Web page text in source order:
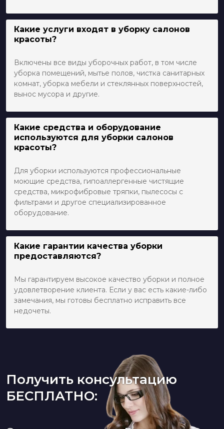
Какие услуги входят в уборку салонов
красоты?
Включены все виды уборочных работ, в том числе
уборка помещений, мытье полов, чистка санитарных
комнат, уборка мебели и стеклянных поверхностей,
вынос мусора и другие.
Какие средства и оборудование
используются для уборки салонов
красоты?
Для уборки используются профессиональные
моющие средства, гипоаллергенные чистящие
средства, микрофибровые тряпки, пылесосы с
фильтрами и другое специализированное
оборудование.
Какие гарантии качества уборки
предоставляются?
Мы гарантируем высокое качество уборки и полное
удовлетворение клиента. Если у вас есть какие-либо
замечания, мы готовы бесплатно исправить все
недочеты.
Получить консультацию
БЕСПЛАТНО: